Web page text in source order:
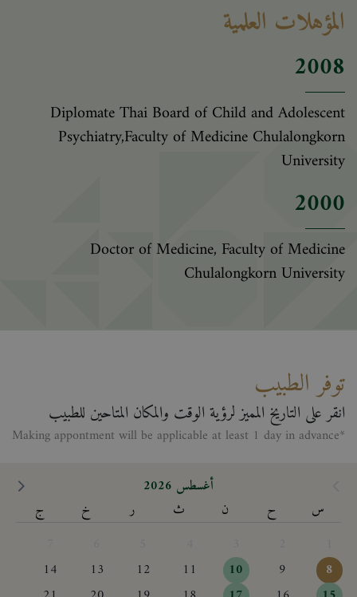
المؤهلات العلمية
2008
Diplomate Thai Board of Child and Adolescent
Psychiatry,Faculty of Medicine Chulalongkorn
University
2000
Doctor of Medicine, Faculty of Medicine
Chulalongkorn University
توفر الطبيب
انقر على التاريخ المميز لرؤية الوقت والمكان المتاحين للطبيب
*Making appontment will be applicable at least 1 day in advance
أغسطس 2026
س
ح ن ث ر خ
ج
8
9
10
11
12
13
14